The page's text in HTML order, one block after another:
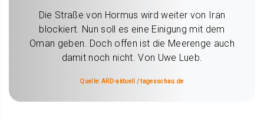
Die Straße von Hormus wird weiter von Iran
blockiert. Nun soll es eine Einigung mit dem
Oman geben. Doch offen ist die Meerenge auch
damit noch nicht. Von Uwe Lueb.
Quelle: ARD-aktuell / tagesschau.de